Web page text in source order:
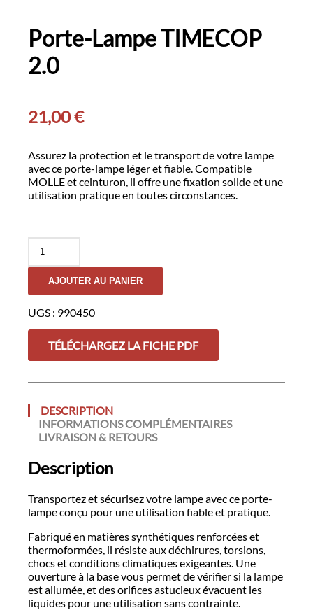
Porte-Lampe TIMECOP
2.0
21,00€
Assurez la protection et le transport de votre lampe
avec ce porte-lampe léger et fiable. Compatible
MOLLE et ceinturon, il offre une fixation solide et une
utilisation pratique en toutes circonstances.
quantité
Porte-
Lampe
TIMECOP
2.0
AJOUTER AU PANIER
UGS : 990450
TÉLÉCHARGEZ LA FICHE PDF
DESCRIPTION
INFORMATIONS COMPLÉMENTAIRES
LIVRAISON & RETOURS
Description
Transportez et sécurisez votre lampe avec ce porte-
lampe conçu pour une utilisation fiable et pratique.
Fabriqué en matières synthétiques renforcées et
thermoformées, il résiste aux déchirures, torsions,
chocs et conditions climatiques exigeantes. Une
ouverture à la base vous permet de vérifier si la lampe
est allumée, et des orifices astucieux évacuent les
liquides pour une utilisation sans contrainte.